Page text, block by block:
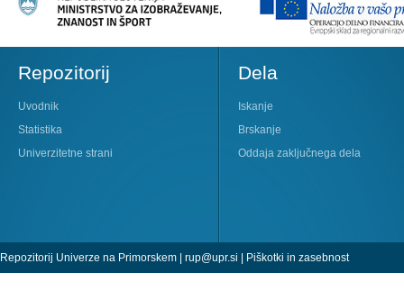
Repozitorij
Uvodnik
Statistika
Univerzitetne strani
Dela
Iskanje
Brskanje
Oddaja zaključnega dela
Repozitorij Univerze na Primorskem | rup@upr.si | Piškotki in zasebnost